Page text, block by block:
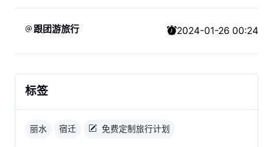
跟团游旅行 2024-01-26 00:24
标签
丽水 宿迁 免费定制旅行计划